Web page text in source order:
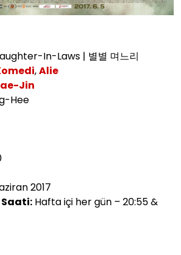
In-Laws | 별별 며느리
,Alie
Jin
Hee
2017
Saati: Hafta içi her gün – 20:55 &